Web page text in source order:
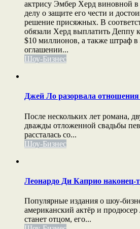
актрису Эмбер Херд виновной в
делу о защите его чести и
решение присяжных. В
обязали Херд выплатить Деппу
$10 миллионов, а также штраф
оглашении...
Шоу-Бизнес
Джей Ло разорвала
После нескольких лет романа,
дважды отложенной свадьбы
рассталась со...
Шоу-Бизнес
Леонардо Ди Каприо наконец-
Популярные издания о шоу-
американский актёр и
станет отцом, его...